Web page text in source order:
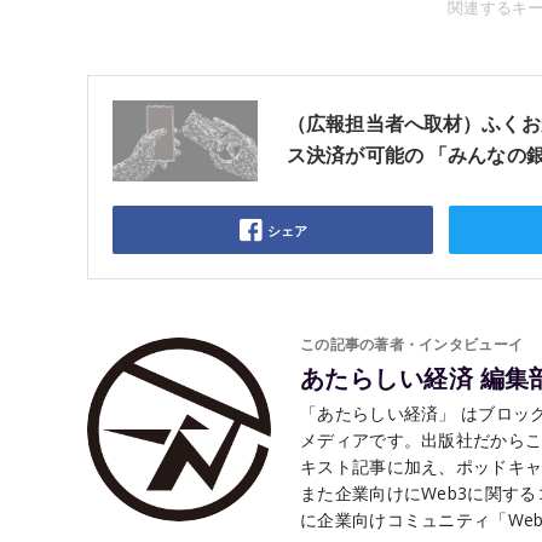
関連するキ
（広報担当者へ取材）ふく
ス決済が可能の 「みんなの
シェア
この記事の著者・インタビューイ
あたらしい経済 編集
「あたらしい経済」 はブロ
メディアです。出版社だから
キスト記事に加え、ポッドキ
また企業向けにWeb3に関す
に企業向けコミュニティ「